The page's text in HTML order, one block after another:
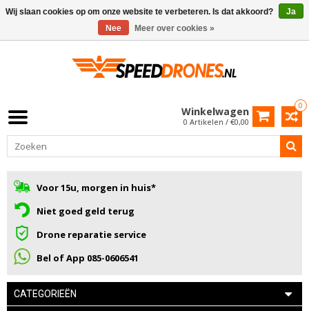
0
Winkelwagen
0 Artikelen / €0,00
Voor 15u, morgen in huis*
Niet goed geld terug
Drone reparatie service
Bel of App 085-0606541
CATEGORIEËN
Wij slaan cookies op om onze website te verbeteren. Is dat akkoord?
Ja
Nee
Meer over cookies »